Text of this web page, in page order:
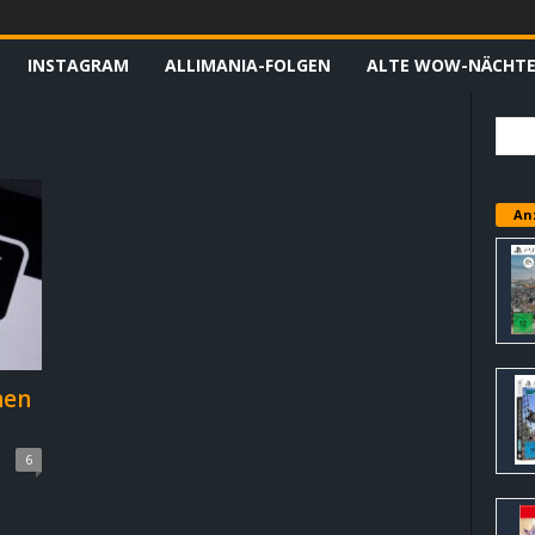
INSTAGRAM ALLIMANIA-FOLGEN ALTE WOW-NÄCHTE
6